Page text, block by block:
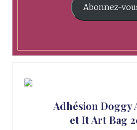
Abonnez-
Adhésion Doggy
et It Art Bag